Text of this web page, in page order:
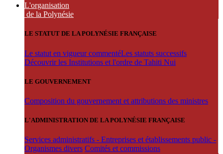
L'organisation
de la Polynésie
LE STATUT DE LA POLYNÉSIE FRANÇAISE
Le statut en vigueur commentéLes statuts successifs
Découvrir les Institutions et l'ordre de Tahiti Nui
LE GOUVERNEMENT
Composition du gouvernement et attributions des ministres
L'ADMINISTRATION DE LA POLYNÉSIE FRANÇAISE
Services administratifs - Entreprises et établissements public -
Organismes divers Comités et commissions